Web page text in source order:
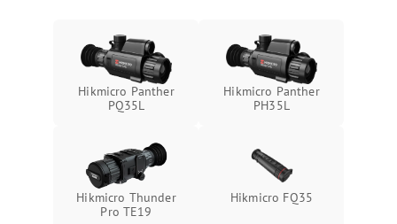
Неисправность системы
защиты от
перенапряжения
1500 ₽ Подробнее →
Неисправность системы
защиты от перегрева
Подробнее →
Hikmicro Panther
PQ35L
Hikmicro Panther
PH35L
Hikmicro Thunder
Pro TE19
Hikmicro FQ35